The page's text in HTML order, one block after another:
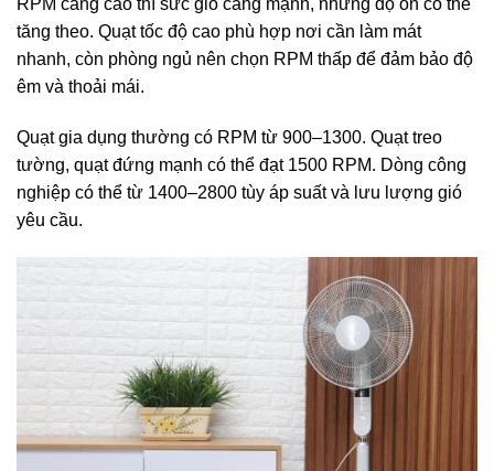
RPM càng cao thì sức gió càng mạnh, nhưng độ ồn có thể
tăng theo. Quạt tốc độ cao phù hợp nơi cần làm mát
nhanh, còn phòng ngủ nên chọn RPM thấp để đảm bảo độ
êm và thoải mái.
Quạt gia dụng thường có RPM từ 900–1300. Quạt treo
tường, quạt đứng mạnh có thể đạt 1500 RPM. Dòng công
nghiệp có thể từ 1400–2800 tùy áp suất và lưu lượng gió
yêu cầu.